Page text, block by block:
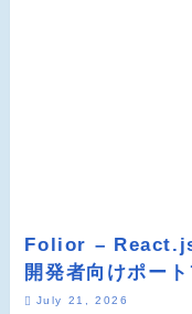
Folior –
開発者向けポー
July 21, 2026